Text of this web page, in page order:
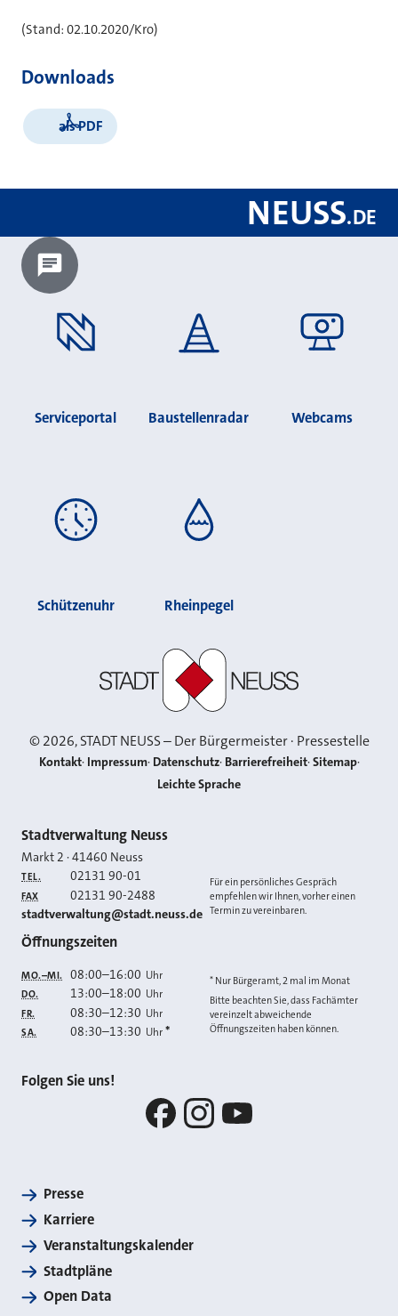
(Stand: 02.10.2020/Kro)
Downloads
als PDF
NEUSS.DE
Chatbot laden?
Serviceportal Baustellenradar Webcams
Schützenuhr Rheinpegel
©2026, STADT NEUSS – Der Bürgermeister · Pressestelle
Kontakt Impressum Datenschutz Barrierefreiheit Sitemap
Leichte Sprache
Kontakt
Stadtverwaltung Neuss
Markt 2 ·41460 Neuss
TEL. 02131 90-01
FAX 02131 90-2488
E-MAIL
stadtverwaltung@stadt.neuss.de
Für ein persönliches Gespräch
empfehlen wir Ihnen, vorher einen
Termin zu vereinbaren.
Öffnungszeiten
MO.–MI. 08:00–16:00 Uhr
DO. 13:00–18:00 Uhr
FR. 08:30–12:30 Uhr
SA. 08:30–13:30 Uhr *
* Nur Bürgeramt, 2 mal im Monat
Bitte beachten Sie, dass Fachämter
vereinzelt abweichende
Öffnungszeiten haben können.
Folgen Sie uns!
Presse
Karriere
Veranstaltungskalender
Stadtpläne
Open Data